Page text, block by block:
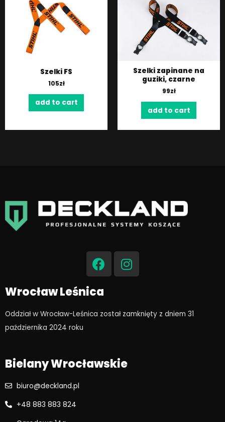
Szelki FS
105zł
add to cart
Szelki zapinane na
guziki, czarne
99zł
add to cart
F
a
c
e
b
o
I
n
s
g
Wrocław Leśnica
Oddział w Wrocław-Leśnica został zamknięty z dniem 31
października 2024 roku​
Bielany Wrocławskie
biuro@deckland.pl
+48 883 883 824